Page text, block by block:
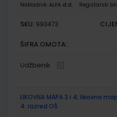
Nakladnik: ALFA d.d. Registarski
SKU: 993473
ŠIFRA OMOTA:
Udžbenik
LIKOVNA MAPA 3 i 4; likovna
4. razred OŠ